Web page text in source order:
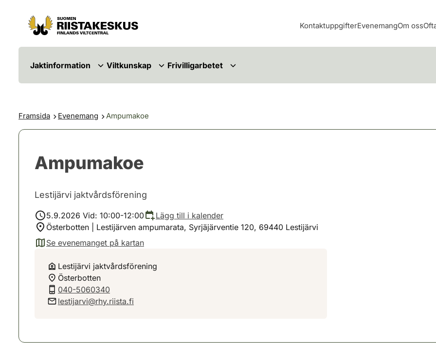
Hoppa till innehåll
Gå till webbplatskartan
KontaktuppgifterEvenemangOm oss
Jaktinformation Viltkunskap Frivilligarbetet
Framsida Evenemang Ampumakoe
Ampumakoe
Lestijärvi jaktvårdsförening
5.9.2026 Vid: 10:00-12:00
Lägg till i kalender
Österbotten | Lestijärven ampumarata, Syrjäjärventie 120, 69440 Lestijärvi
Se evenemanget på kartan
(avautuu uuteen välilehteen)
Lestijärvi jaktvårdsförening
Österbotten
040-5060340
lestijarvi@rhy.riista.fi